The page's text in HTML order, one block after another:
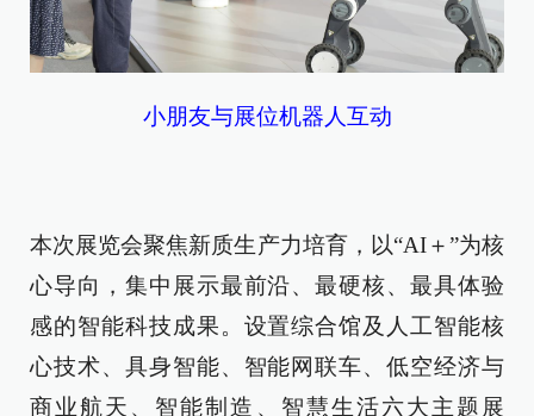
小朋友与展位机器人互动
本次展览会聚焦新质生产力培育，以“AI＋”为核
心导向，集中展示最前沿、最硬核、最具体验
感的智能科技成果。设置综合馆及人工智能核
心技术、具身智能、智能网联车、低空经济与
商业航天、智能制造、智慧生活六大主题展